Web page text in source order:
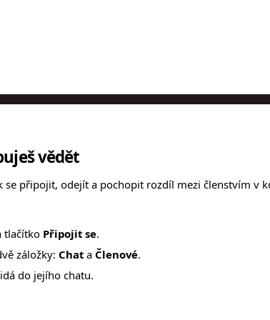
vědět
připojit, odejít a pochopit rozdíl mezi členstvím v
tlačítko Připojit se.
záložky: Chat a Členové.
do jejího chatu.